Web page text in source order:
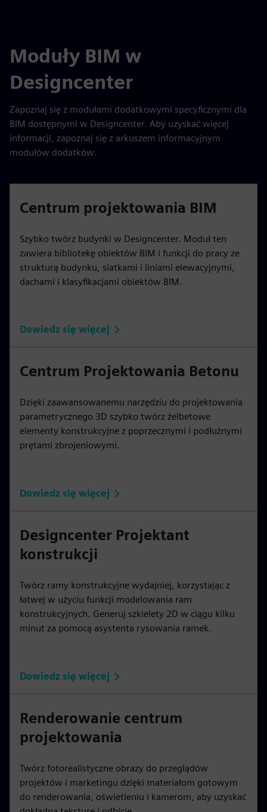
Moduły BIM w
Designcenter
Zapoznaj się z modułami dodatkowymi specyficznymi dla
BIM dostępnymi w Designcenter. Aby uzyskać więcej
informacji, zapoznaj się z arkuszem informacyjnym
modułów dodatków.
Centrum projektowania BIM
Szybko twórz budynki w Designcenter. Moduł ten
zawiera bibliotekę obiektów BIM i funkcji do pracy ze
strukturą budynku, siatkami i liniami elewacyjnymi,
dachami i klasyfikacjami obiektów BIM.
Dowiedz się więcej
Centrum Projektowania Betonu
Dzięki zaawansowanemu narzędziu do projektowania
parametrycznego 3D szybko twórz żelbetowe
elementy konstrukcyjne z poprzecznymi i podłużnymi
prętami zbrojeniowymi.
Dowiedz się więcej
Designcenter Projektant
konstrukcji
Twórz ramy konstrukcyjne wydajniej, korzystając z
łatwej w użyciu funkcji modelowania ram
konstrukcyjnych. Generuj szkielety 2D w ciągu kilku
minut za pomocą asystenta rysowania ramek.
Dowiedz się więcej
Renderowanie centrum
projektowania
Twórz fotorealistyczne obrazy do przeglądów
projektów i marketingu dzięki materiałom gotowym
do renderowania, oświetleniu i kamerom, aby uzyskać